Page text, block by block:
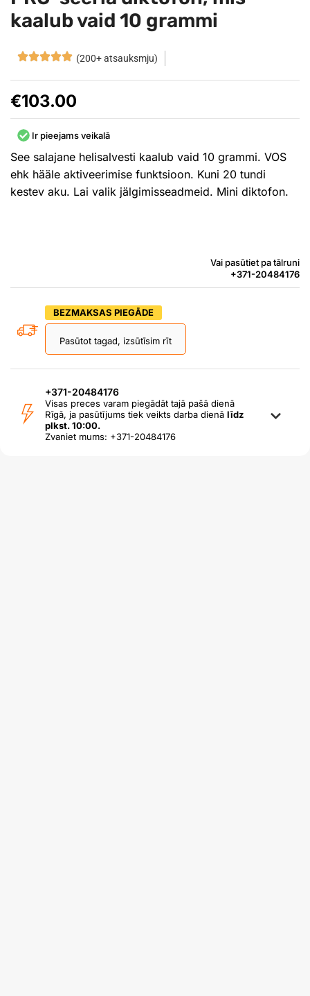
kaalub vaid 10 grammi
(200+ atsauksmju)
€103.00
Ir pieejams veikalā
See salajane helisalvesti kaalub vaid 10 grammi. VOS
ehk hääle aktiveerimise funktsioon. Kuni 20 tundi
kestev aku. Lai valik jälgimisseadmeid. Mini diktofon.
Vai pasūtiet pa tālruni
+371-20484176
BEZMAKSAS PIEGĀDE
Pasūtot tagad, izsūtīsim rīt
+371-20484176
Visas preces varam piegādāt tajā pašā dienā
Rīgā, ja pasūtījums tiek veikts darba dienā līdz
plkst. 10:00.
Zvaniet mums: +371-20484176